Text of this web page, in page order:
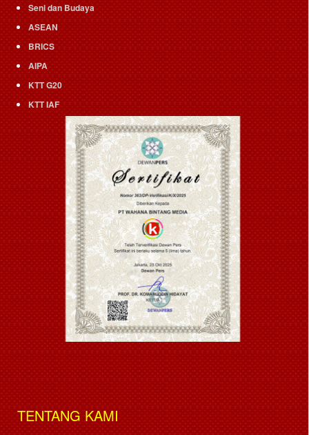
Seni dan Budaya
ASEAN
BRICS
AIPA
KTT G20
KTT IAF
TENTANG KAMI